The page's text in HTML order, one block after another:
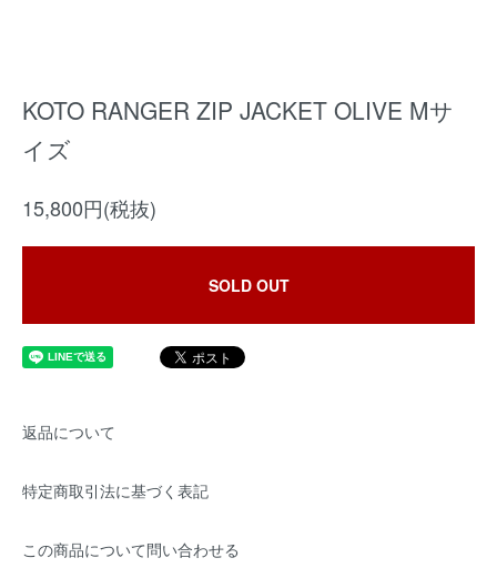
KOTO RANGER ZIP JACKET OLIVE Mサ
イズ
15,800円(税抜)
SOLD OUT
返品について
特定商取引法に基づく表記
この商品について問い合わせる